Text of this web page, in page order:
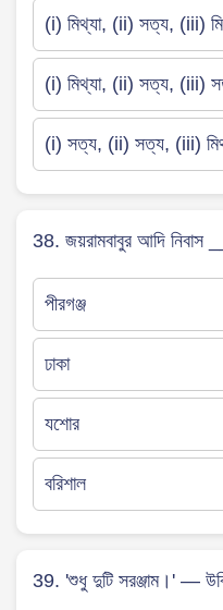
(i) মিথ্যা, (ii) সত্য, (iii)
(i) মিথ্যা, (ii) সত্য, (iii)
(i) সত্য, (ii) সত্য, (iii)
38. জয়রামবাবুর আদি নিবাস
পীরগঞ্জ
ঢাকা
যশোর
বরিশাল
39. 'শুধু দুটি সরঞ্জাম।' —